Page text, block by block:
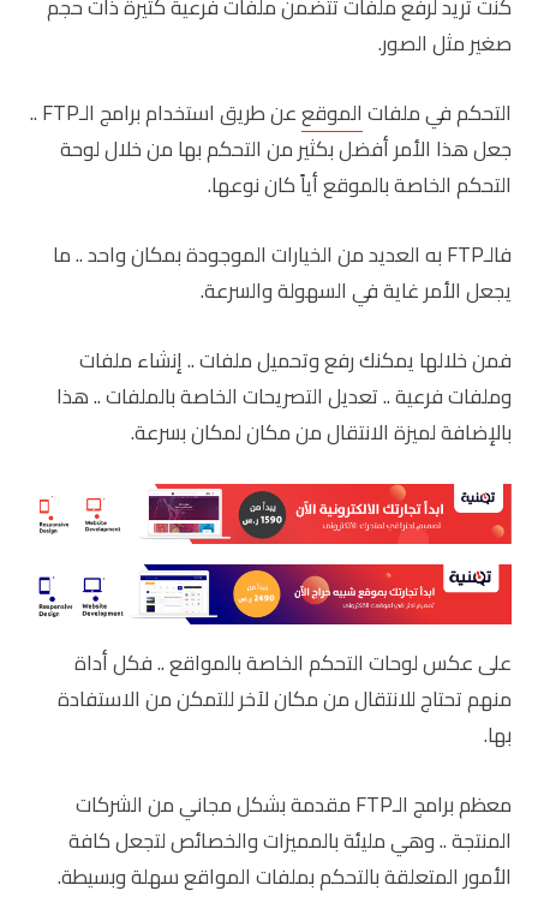
صغير مثل الصور.
التحكم في ملفاتالموقع
عن طريق استخدام برامج الـFTP ..
جعل هذا الأمر أفضل بكثير من التحكم بها من خلال لوحة
التحكم الخاصة بالموقع أياً كان نوعها.
فالـFTP به العديد من الخيارات الموجودة بمكان واحد .. ما
يجعل الأمر غاية في السهولة والسرعة.
فمن خلالها يمكنك رفع وتحميل ملفات .. إنشاء ملفات
وملفات فرعية .. تعديل التصريحات الخاصة بالملفات .. هذا
بالإضافة لميزة الانتقال من مكان لمكان بسرعة.
على عكس لوحات التحكم الخاصة بالمواقع .. فكل أداة
منهم تحتاج للانتقال من مكان لآخر للتمكن من الاستفادة
بها.
معظم برامج الـFTP مقدمة بشكل مجاني من الشركات
المنتجة .. وهي مليئة بالمميزات والخصائص لتجعل كافة
الأمور المتعلقة بالتحكم بملفات المواقع سهلة وبسيطة.